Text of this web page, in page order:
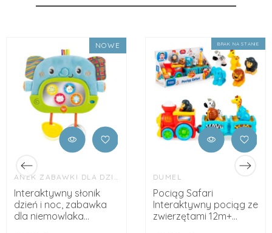
ANEK ZABAWKI DLA DZIECI
Interaktywny słonik
dzień i noc, zabawka
dla niemowlaka...
NOWE
DUMEL
Pociąg Safari
Interaktywny pociąg ze
zwierzętami 12m+...
BRAK NA STANIE